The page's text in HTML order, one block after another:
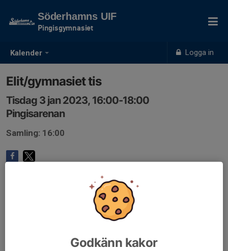
Kalender Logga in
Söderhamns UIF
Pingisgymnasiet
Elit/gymnasiet tis
Tisdag 3 jan 2023, 16:00-18:00
Pingisarenan
Samling: 16:00
Godkänn kakor